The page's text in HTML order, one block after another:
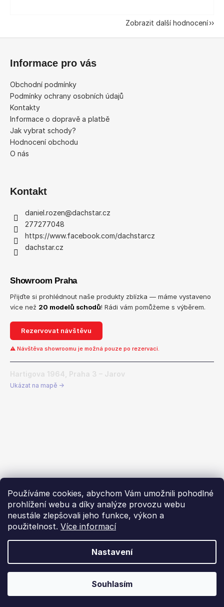
Používáme cookies, abychom Vám umožnili pohodlné
prohlížení webu a díky analýze provozu webu
neustále zlepšovali jeho funkce, výkon a
použitelnost. Více informací
Nastavení
Souhlasím
Zobrazit další hodnocení
Informace pro vás
Obchodní podmínky
Podmínky ochrany osobních údajů
Kontakty
Informace o dopravě a platbě
Jak vybrat schody?
Hodnocení obchodu
O nás
Kontakt
daniel.rozen@dachstar.cz
277277048
https://www.facebook.com/dachstarcz
dachstar.cz
Showroom Praha
Přijďte si prohlédnout naše produkty zblízka — máme vystaveno
více než 20 modelů schodů! Rádi vám pomůžeme s výběrem.
Rezervovat návštěvu
⚠ Návštěva showroomu je možná pouze po rezervaci.
Hartigova 1964, Praha 3 – Jarov
Ukázat na mapě →
Dachstar.cz. Všechna práva vyhrazena.